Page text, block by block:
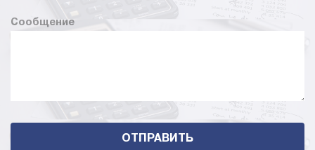
Сообщение